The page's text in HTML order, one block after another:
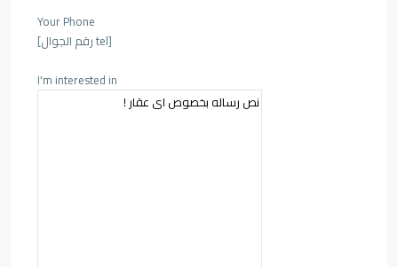
Your Phone
[tel رقم الجوال]
I'm interested in